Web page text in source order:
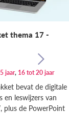
thema 17 -
jaar, 16 tot 20 jaar
bevat de digitale
en leswijzers van
plus de PowerPoint